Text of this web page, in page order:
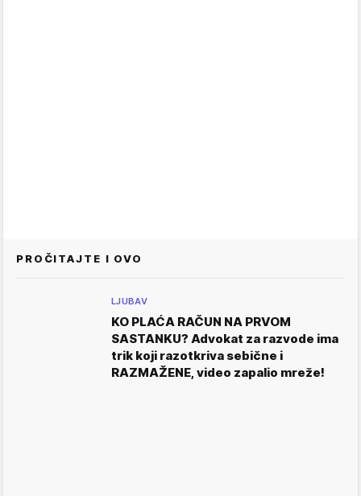
PROČITAJTE I OVO
LJUBAV
KO PLAĆA RAČUN NA PRVOM
SASTANKU? Advokat za razvode ima
trik koji razotkriva sebične i
RAZMAŽENE, video zapalio mreže!